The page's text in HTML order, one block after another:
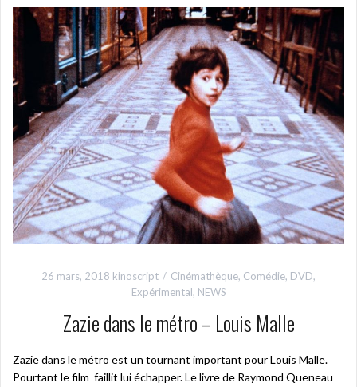
26 mars, 2018 kinoscript Cinémathèque, Comédie, DVD,
Expérimental, NEWS
Zazie dans le métro – Louis Malle
Zazie dans le métro est un tournant important pour Louis Malle.
Pourtant le film faillit lui échapper. Le livre de Raymond Queneau